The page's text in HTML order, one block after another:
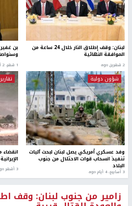
لبنان: وقف إطلاق النار خلال 24 ساعة من
الموافقة النهائية
2 شهرين ago
بن
1 شهر، 2 أسبوعين ago
شؤون دولية
وفد عسكري أمريكي يصل لبنان لبحث آليات
تنفيذ انسحاب قوات الاحتلال من جنوب
البلاد
3 أسابيع، 4 أيام ago
تقارير
3 أشهر ago
زامير من جنوب لبنان: وقف